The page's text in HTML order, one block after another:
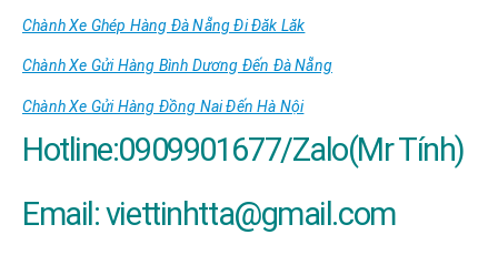
Chành Xe Ghép Hàng Đà Nẵng Đi Đăk Lăk
Chành Xe Gửi Hàng Bình Dương Đến Đà Nẵng
Chành Xe Gửi Hàng Đồng Nai Đến Hà Nội
Hotline:0909901677/Zalo(Mr Tính)
Email:viettinhtta@gmail.com